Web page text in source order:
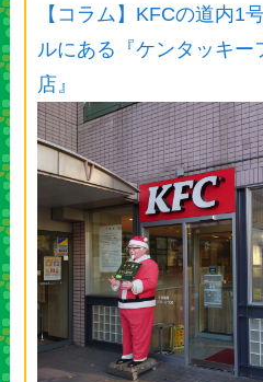
【コラム】KFCの道内1
ルにある『ケンタッキー
店』